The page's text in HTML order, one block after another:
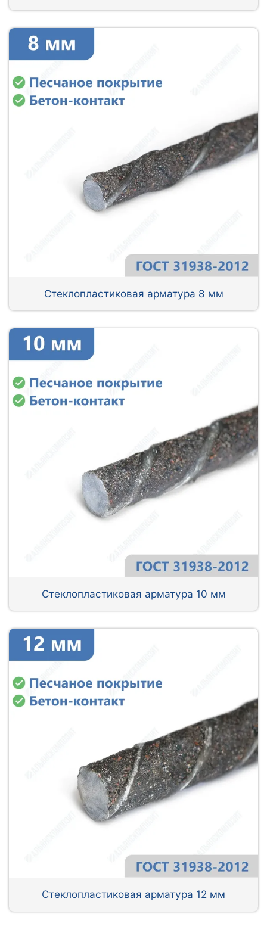
Стеклопластиковая арматура 8 мм
Стеклопластиковая арматура 10 мм
Стеклопластиковая арматура 12 мм